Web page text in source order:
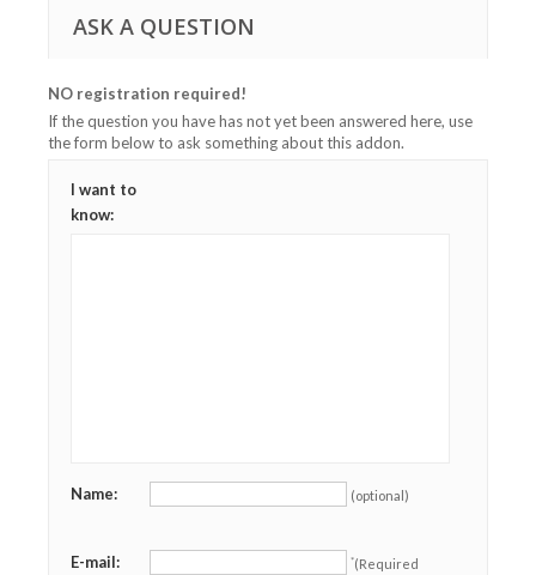
ASK A QUESTION
NO registration required!
If the question you have has not yet been answered here, use
the form below to ask something about this addon.
I want to
know:
Name: (optional)
E-mail: *(Required